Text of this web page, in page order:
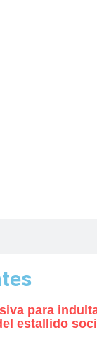
para
estallido